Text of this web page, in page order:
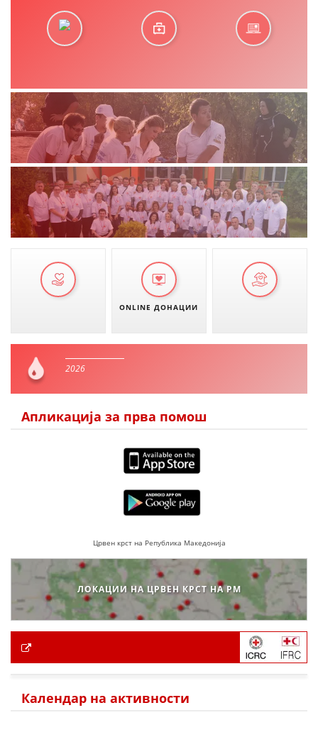
ONLINE ДОНАЦИИ
2026
Апликација за прва помош
Црвен крст на Република Македонија
ЛОКАЦИИ НА ЦРВЕН КРСТ НА РМ
Календар на активности